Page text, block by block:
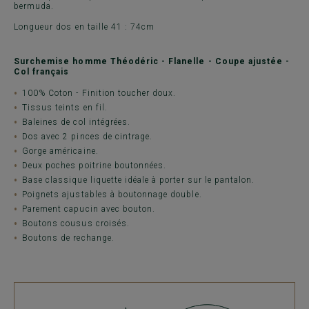
bermuda.
Longueur dos en taille 41 : 74cm
Surchemise homme Théodéric - Flanelle - Coupe ajustée -
Col français
100% Coton - Finition toucher doux.
Tissus teints en fil.
Baleines de col intégrées.
Dos avec 2 pinces de cintrage.
Gorge américaine.
Deux poches poitrine boutonnées.
Base classique liquette idéale à porter sur le pantalon.
Poignets ajustables à boutonnage double.
Parement capucin avec bouton.
Boutons cousus croisés.
Boutons de rechange.